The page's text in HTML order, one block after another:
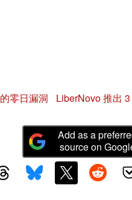
零日漏洞
LiberNovo 推出
Add as a
source on